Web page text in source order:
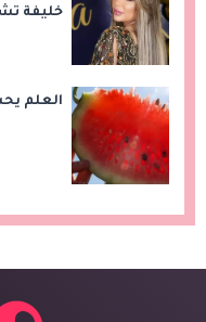
خليفة
العلم